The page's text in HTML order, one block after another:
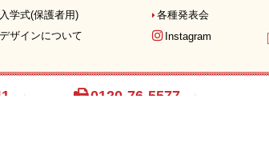
学式(保護者用)
各種発表会
デザインについて Instagram
0120-76-5577